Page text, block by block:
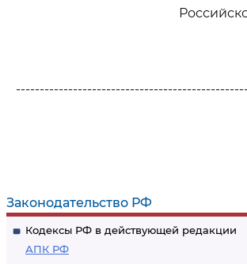
Законодательство РФ
Кодексы РФ в действующей редакции
АПК РФ